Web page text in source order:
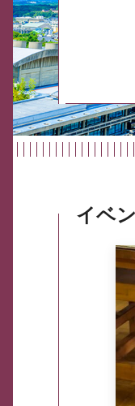
イベ